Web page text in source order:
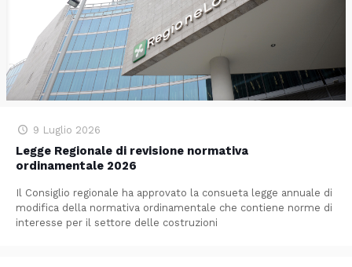
9 Luglio 2026
Legge Regionale di revisione normativa
ordinamentale 2026
Il Consiglio regionale ha approvato la consueta legge annuale di
modifica della normativa ordinamentale che contiene norme di
interesse per il settore delle costruzioni